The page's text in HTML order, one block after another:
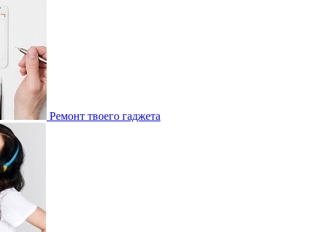
Ремонт твоего гаджета